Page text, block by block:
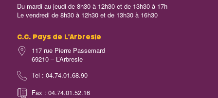
Du mardi au jeudi de 8h30 à 12h30 et de 13h30 à 17h
Le vendredi de 8h30 à 12h30 et de 13h30 à 16h30
C.C. Pays de L’Arbresle
117 rue Pierre Passemard
69210 – L’Arbresle
Tel : 04.74.01.68.90
Fax : 04.74.01.52.16